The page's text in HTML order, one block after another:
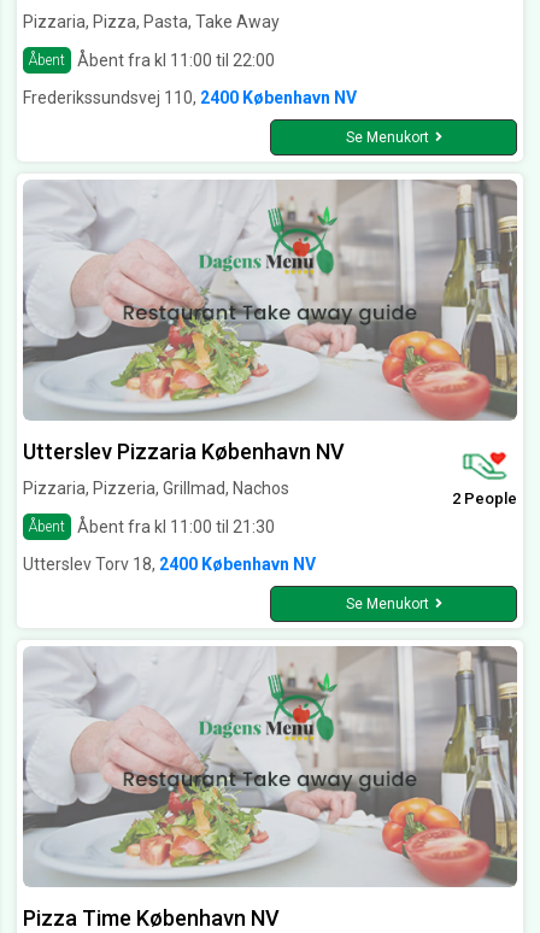
Pizzaria, Pizza, Pasta, Take Away
Åbent
Åbent fra kl 11:00 til 22:00
Frederikssundsvej 110, 2400 København NV
Se Menukort
Utterslev Pizzaria København NV
Pizzaria, Pizzeria, Grillmad, Nachos
Åbent Åbent fra kl 11:00 til 21:30
2 People
Utterslev Torv 18, 2400 København NV
Se Menukort
Pizza Time København NV